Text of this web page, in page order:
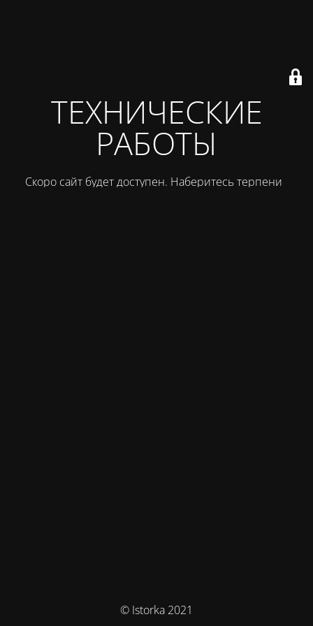
ТЕХНИЧЕСКИЕ
РАБОТЫ
Скоро сайт будет доступен. Наберитесь терпения
© Istorka 2021